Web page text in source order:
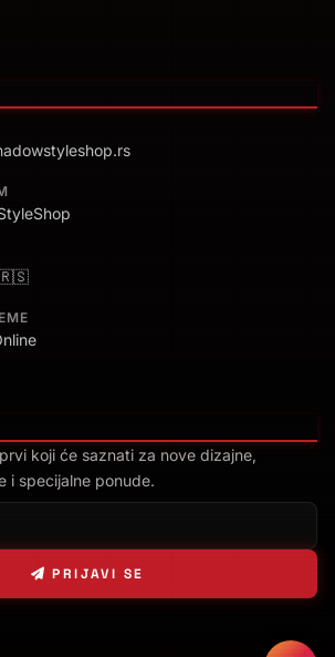
🇷🇸
koji će saznati za nove dizajne,
i specijalne ponude.
PRIJAVI SE